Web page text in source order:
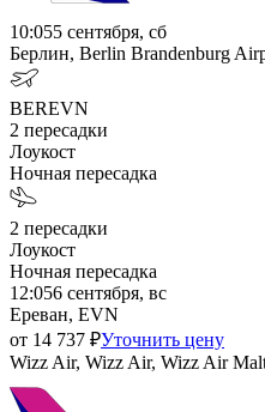
10:055 сентября, сб
Берлин, Berlin Brandenburg
BEREVN
2 пересадки
Лоукост
Ночная пересадка
2 пересадки
Лоукост
Ночная пересадка
12:056 сентября, вс
Ереван, EVN
от 14 737 ₽Уточнить цену
Wizz Air, Wizz Air, Wizz Air